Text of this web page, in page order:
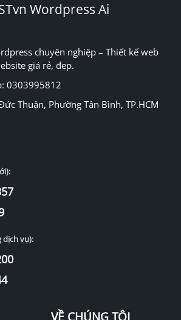
Wordpress Ai
chuyên nghiệp – Thiết kế web
giá rẻ, đẹp.
0303995812
Thuận, Phường Tân Bình, TP.HCM
dịch vụ):